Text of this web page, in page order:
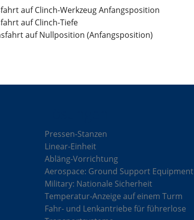
auf Clinch-Werkzeug Anfangsposition
auf Clinch-Tiefe
auf Nullposition (Anfangsposition)
Pressen-Stanzen
Linear-Einheit
Abläng-Vorrichtung
Aerospace: Ground Support Equipment
Military: Nationale Sicherheit
Temperatur-Anzeige auf einem Turm
Fahr- und Lenkantriebe für führerlose